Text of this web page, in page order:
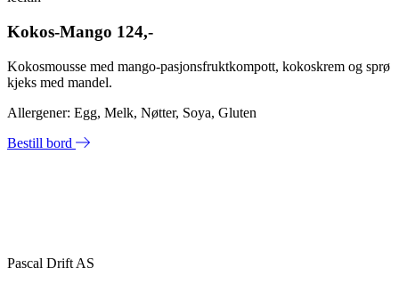
Kokos-Mango 124,-
Kokosmousse med mango-pasjonsfruktkompott, kokoskrem og sprø
kjeks med mandel.
Allergener: Egg, Melk, Nøtter, Soya, Gluten
Bestill bord
Pascal Drift AS